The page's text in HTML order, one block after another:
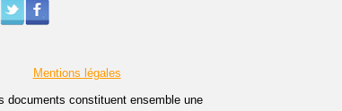
Mentions légales
documents constituent ensemble une